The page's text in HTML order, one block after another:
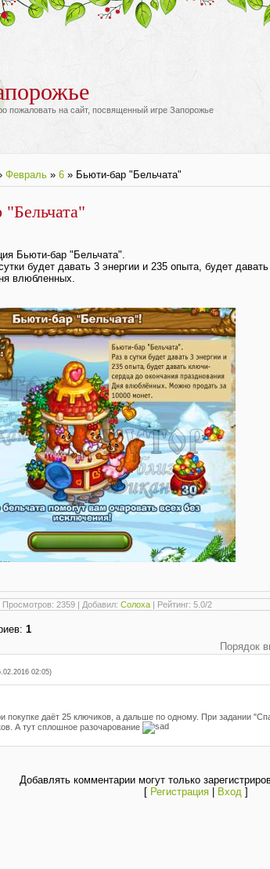
пожаловать на сайт, посвященный игре Запорожье
Февраль » 6 » Бьюти-бар "Бельчата"
Бьюти-бар "Бельчата".
будет давать 3 энергии и 235 опыта, будет
влюбленных.
Просмотров: 2359 | Добавил: Солоха | Рейтинг: 5.0/2
: 1
Порядок
02:05)
покупке даёт 25 ключиков, а дальше по одному. При задании
А тут сплошное разочарование
Добавлять комментарии могут только
[ Регистрация| Вход]